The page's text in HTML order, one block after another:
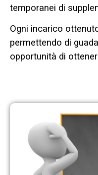
temporanei di
Ogni incarico
permettendo di
opportunità di